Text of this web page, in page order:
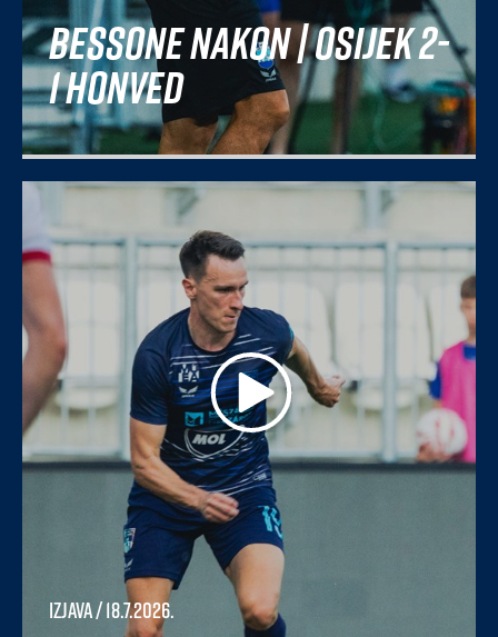
Bessone nakon | Osijek 2-
1 Honved
Izjava/ 18.7.2026.